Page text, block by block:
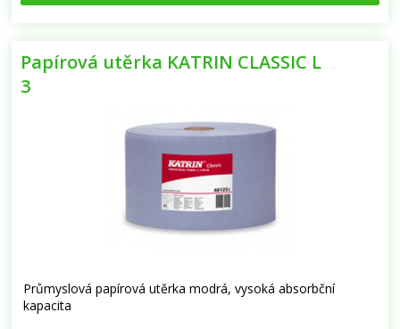
Papírová utěrka KATRIN CLASSIC L
3
Průmyslová papírová utěrka modrá, vysoká absorbční
kapacita